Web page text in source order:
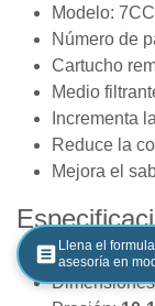
Llena el
asesoría en
Cartucho
7CC-BW
de Calcio
Everpure
aplicación
muy baja
mejorar el sabor
cafeteras,
ligera dureza es